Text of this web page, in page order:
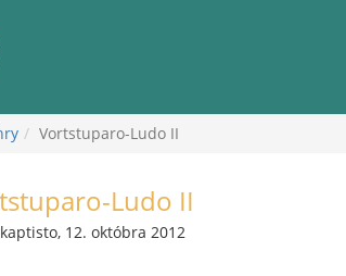
Vortstuparo-Ludo II
Ludo II
12. októbra 2012